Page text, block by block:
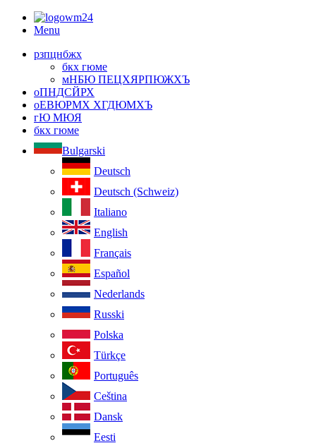
Menu
рзпцнбжх
бкх гюме
мНБЮ ПЕЦХЯРПЮЖХЪ
оПНДСЙРХ
оЕВЮРМХ ХГДЮМХЪ
гЮ МЮЯ
бкх гюме
Bulgarski
Deutsch
Deutsch (Schweiz)
Italiano
English
Français
Español
Nederlands
Russki
Polska
Türkçe
Português
Ceština
Dansk
Eesti